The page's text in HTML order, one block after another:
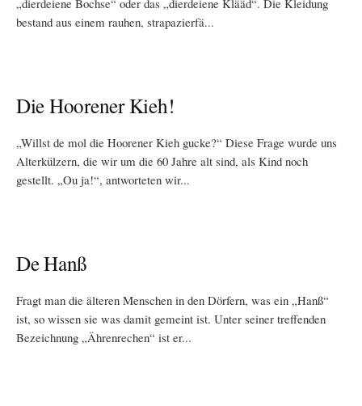
„dierdeiene Bochse“ oder das „dierdeiene Klääd“. Die Kleidung
bestand aus einem rauhen, strapazierfä...
Die Hoorener Kieh!
„Willst de mol die Hoorener Kieh gucke?“ Diese Frage wurde uns
Alterkülzern, die wir um die 60 Jahre alt sind, als Kind noch
gestellt. „Ou ja!“, antworteten wir...
De Hanß
Fragt man die älteren Menschen in den Dörfern, was ein „Hanß“
ist, so wissen sie was damit gemeint ist. Unter seiner treffenden
Bezeichnung „Ährenrechen“ ist er...